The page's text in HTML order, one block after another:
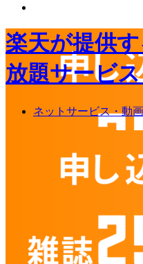
楽天が提供
放題サービ
ネットサービス・動画